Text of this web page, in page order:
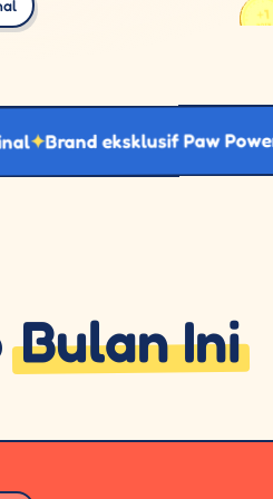
eksklusif Paw Power & Pure+
Bulan Ini